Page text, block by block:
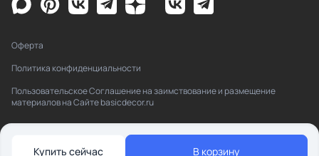
Купить сейчас В корзину
Оферта
Политика конфиденциальности
Пользовательское Соглашение на заимствование и размещение
материалов на Сайте basicdecor.ru